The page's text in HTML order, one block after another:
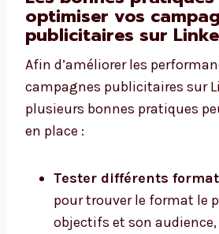
optimiser vos
publicitaires sur
Afin d’améliorer les
campagnes publicitaires sur
plusieurs bonnes pratiques
en place :
Tester différents
pour trouver le format le
objectifs et son